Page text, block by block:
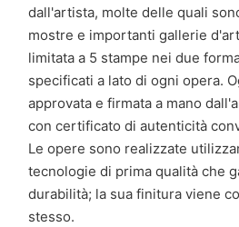
dall'artista, molte delle quali
mostre e importanti gallerie
limitata a 5 stampe nei due
specificati a lato di ogni opera.
approvata e firmata a mano
con certificato di autenticità
Le opere sono realizzate
tecnologie di prima qualità che
durabilità; la sua finitura viene
stesso.